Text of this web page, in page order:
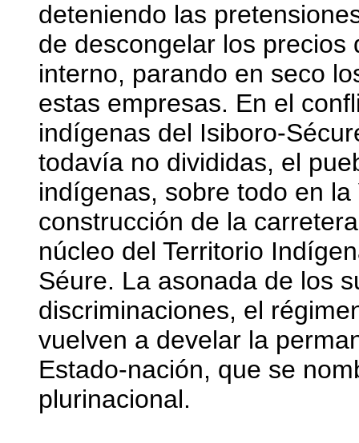
deteniendo las
de descongelar los
interno, parando en seco
estas empresas. En el
indígenas del Isiboro-
todavía no divididas, el
indígenas, sobre todo en
construcción de la
núcleo del Territorio
Séure. La asonada de los
discriminaciones, el
vuelven a develar la
Estado-nación, que se
plurinacional.